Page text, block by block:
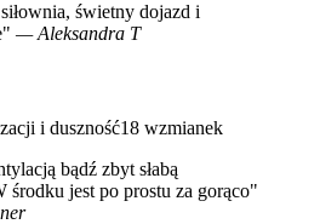
świetny dojazd i
— Aleksandra T
i duszność18 wzmianek
bądź zbyt słabą
środku jest po prostu za gorąco"